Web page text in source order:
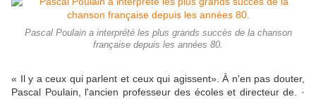
Pascal Poulain a interprété les plus grands succès de la chanson
française depuis les années 80.
« Il y a ceux qui parlent et ceux qui agissent». À n'en pas douter,
Pascal Poulain, l'ancien profes­seur des écoles et directeur de. ·